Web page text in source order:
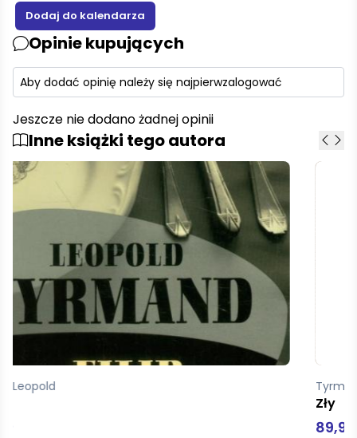
Opinie kupujących
Aby dodać opinię należy się najpierwzalogować
Jeszcze nie dodano żadnej opinii
Inne książki tego autora
Tyrmand Leopold